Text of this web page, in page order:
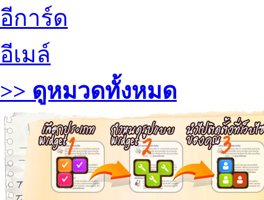
อีการ์ด
อีเมล์
>> ดูหมวดทั้งหมด